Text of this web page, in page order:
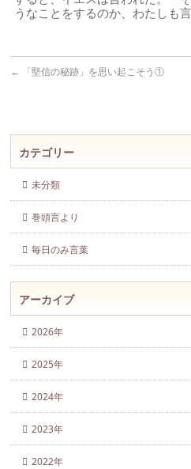
うなことをするのか、わたしも言
← 「堅信の秘跡」を思い起こそう①
カテゴリー
未分類
巻頭言より
毎日のみ言葉
アーカイブ
2026年
2025年
2024年
2023年
2022年